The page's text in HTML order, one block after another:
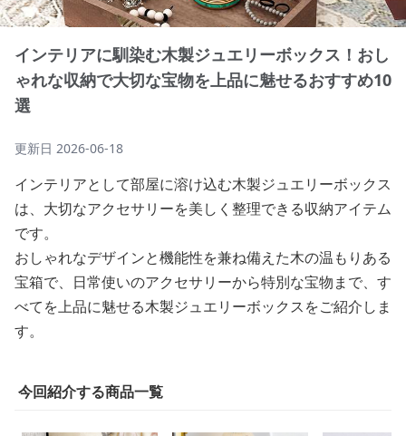
インテリアに馴染む木製ジュエリーボックス！おし
ゃれな収納で大切な宝物を上品に魅せるおすすめ10
選
更新日 2026-06-18
インテリアとして部屋に溶け込む木製ジュエリーボックス
は、大切なアクセサリーを美しく整理できる収納アイテム
です。
おしゃれなデザインと機能性を兼ね備えた木の温もりある
宝箱で、日常使いのアクセサリーから特別な宝物まで、す
べてを上品に魅せる木製ジュエリーボックスをご紹介しま
す。
今回紹介する商品一覧